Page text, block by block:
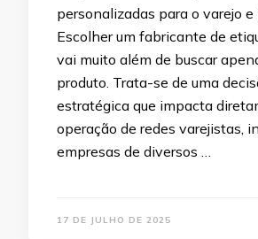
personalizadas para o varejo e
Escolher um fabricante de
vai muito além de buscar
produto. Trata-se de uma
estratégica que impacta
operação de redes varejistas,
empresas de diversos …
17 DE JULHO DE 2025